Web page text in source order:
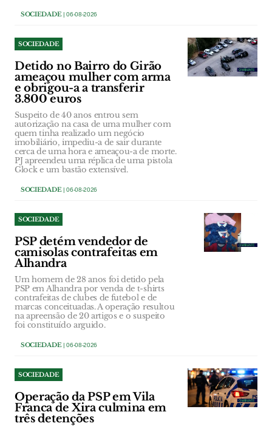
SOCIEDADE| 06-08-2026
SOCIEDADE
Detido no Bairro do Girão
ameaçou mulher com arma
e obrigou-a a transferir
3.800 euros
Suspeito de 40 anos entrou sem
autorização na casa de uma mulher com
quem tinha realizado um negócio
imobiliário, impediu-a de sair durante
cerca de uma hora e ameaçou-a de morte.
PJ apreendeu uma réplica de uma pistola
Glock e um bastão extensível.
SOCIEDADE| 06-08-2026
SOCIEDADE
PSP detém vendedor de
camisolas contrafeitas em
Alhandra
Um homem de 28 anos foi detido pela
PSP em Alhandra por venda de t-shirts
contrafeitas de clubes de futebol e de
marcas conceituadas. A operação resultou
na apreensão de 20 artigos e o suspeito
foi constituído arguido.
SOCIEDADE| 06-08-2026
SOCIEDADE
Operação da PSP em Vila
Franca de Xira culmina em
três detenções